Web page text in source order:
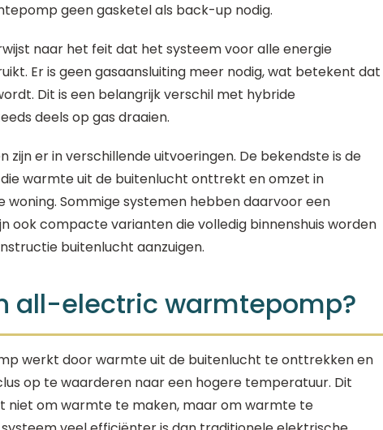
geen gasketel als back-up nodig.
naar het feit dat het systeem voor alle energie
Er is geen gasaansluiting meer nodig, wat betekent dat
Dit is een belangrijk verschil met hybride
deels op gas draaien.
er in verschillende uitvoeringen. De bekendste is de
warmte uit de buitenlucht onttrekt en omzet in
woning. Sommige systemen hebben daarvoor een
ook compacte varianten die volledig binnenshuis worden
buitenlucht aanzuigen.
all-electric warmtepomp?
werkt door warmte uit de buitenlucht te onttrekken en
op te waarderen naar een hogere temperatuur. Dit
niet om warmte te maken, maar om warmte te